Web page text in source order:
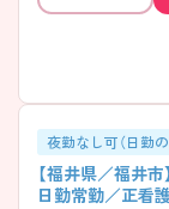
夜勤なし可（日勤の
【福井県／福井市
日勤常勤／正看